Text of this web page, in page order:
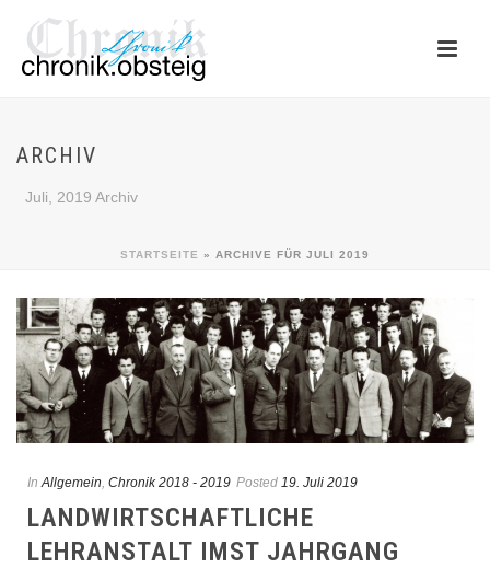
ARCHIV
Juli, 2019 Archiv
STARTSEITE » ARCHIVE FÜR JULI 2019
In Allgemein, Chronik 2018 - 2019 Posted 19. Juli 2019
LANDWIRTSCHAFTLICHE
LEHRANSTALT IMST JAHRGANG